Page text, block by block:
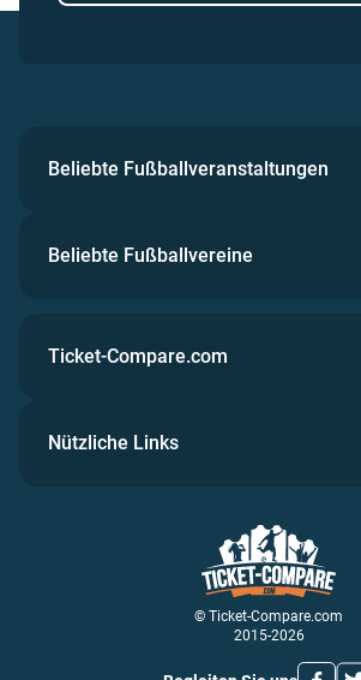
Beliebte Fußballveranstaltungen
Beliebte Fußballvereine
© Ticket-Compare.com
2015-2026
Ticket-Compare.com
Nützliche Links